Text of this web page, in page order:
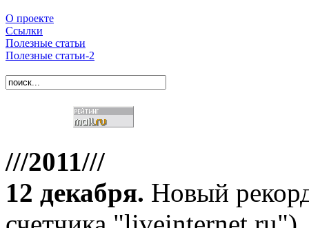
О проекте
Ссылки
Полезные статьи
Полезные статьи-2
///2011///
12 декабря. Новый